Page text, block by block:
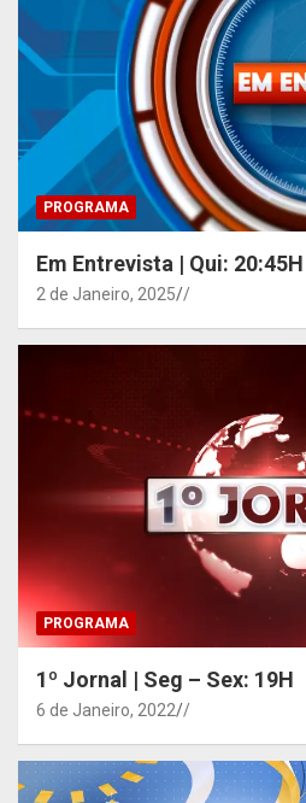
PROGRAMA
Em Entrevista | Qui: 20:45H
2 de Janeiro, 2025 /
PROGRAMA
1º Jornal | Seg – Sex: 19H
6 de Janeiro, 2022 /